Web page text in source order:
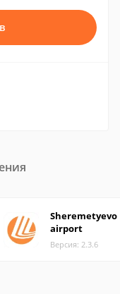
Sheremetyevo
airport
Версия: 2.3.6